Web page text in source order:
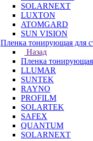
SOLARNEXT
LUXTON
ATOMGARD
SUN VISION
Пленка тонирующая для
Назад
Пленка тонирующая
LLUMAR
SUNTEK
RAYNO
PROFILM
SOLARTEK
SAFEX
QUANTUM
SOLARNEXT